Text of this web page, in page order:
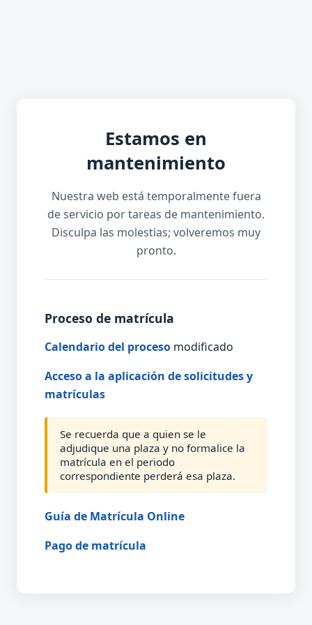
Estamos en
mantenimiento
Nuestra web está temporalmente fuera
de servicio por tareas de mantenimiento.
Disculpa las molestias; volveremos muy
pronto.
Proceso de matrícula
Calendario del proceso modificado
Acceso a la aplicación de solicitudes y
matrículas
Se recuerda que a quien se le
adjudique una plaza y no formalice la
matrícula en el periodo
correspondiente perderá esa plaza.
Guía de Matrícula Online
Pago de matrícula